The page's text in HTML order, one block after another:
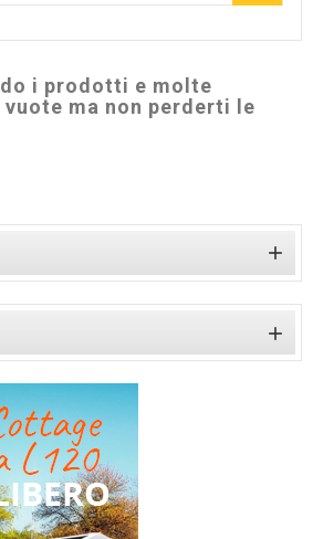
i prodotti e molte
ma non perderti le

